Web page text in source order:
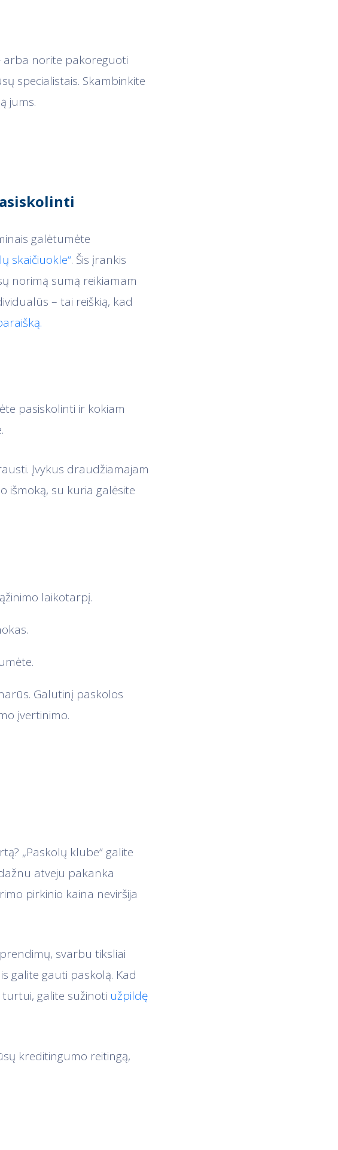
arba norite pakoreguoti
specialistais. Skambinkite
jums.
galėtumėte
skaičiuokle“. Šis įrankis
norimą sumą reikiamam
– tai reiškią, kad
pasiskolinti ir kokiam
Įvykus draudžiamajam
išmoką, su kuria galėsite
laikotarpį.
Galutinį paskolos
įvertinimo.
„Paskolų klube“ galite
atveju pakanka
pirkinio kaina neviršija
svarbu tiksliai
galite gauti paskolą. Kad
galite sužinoti užpildę
kreditingumo reitingą,